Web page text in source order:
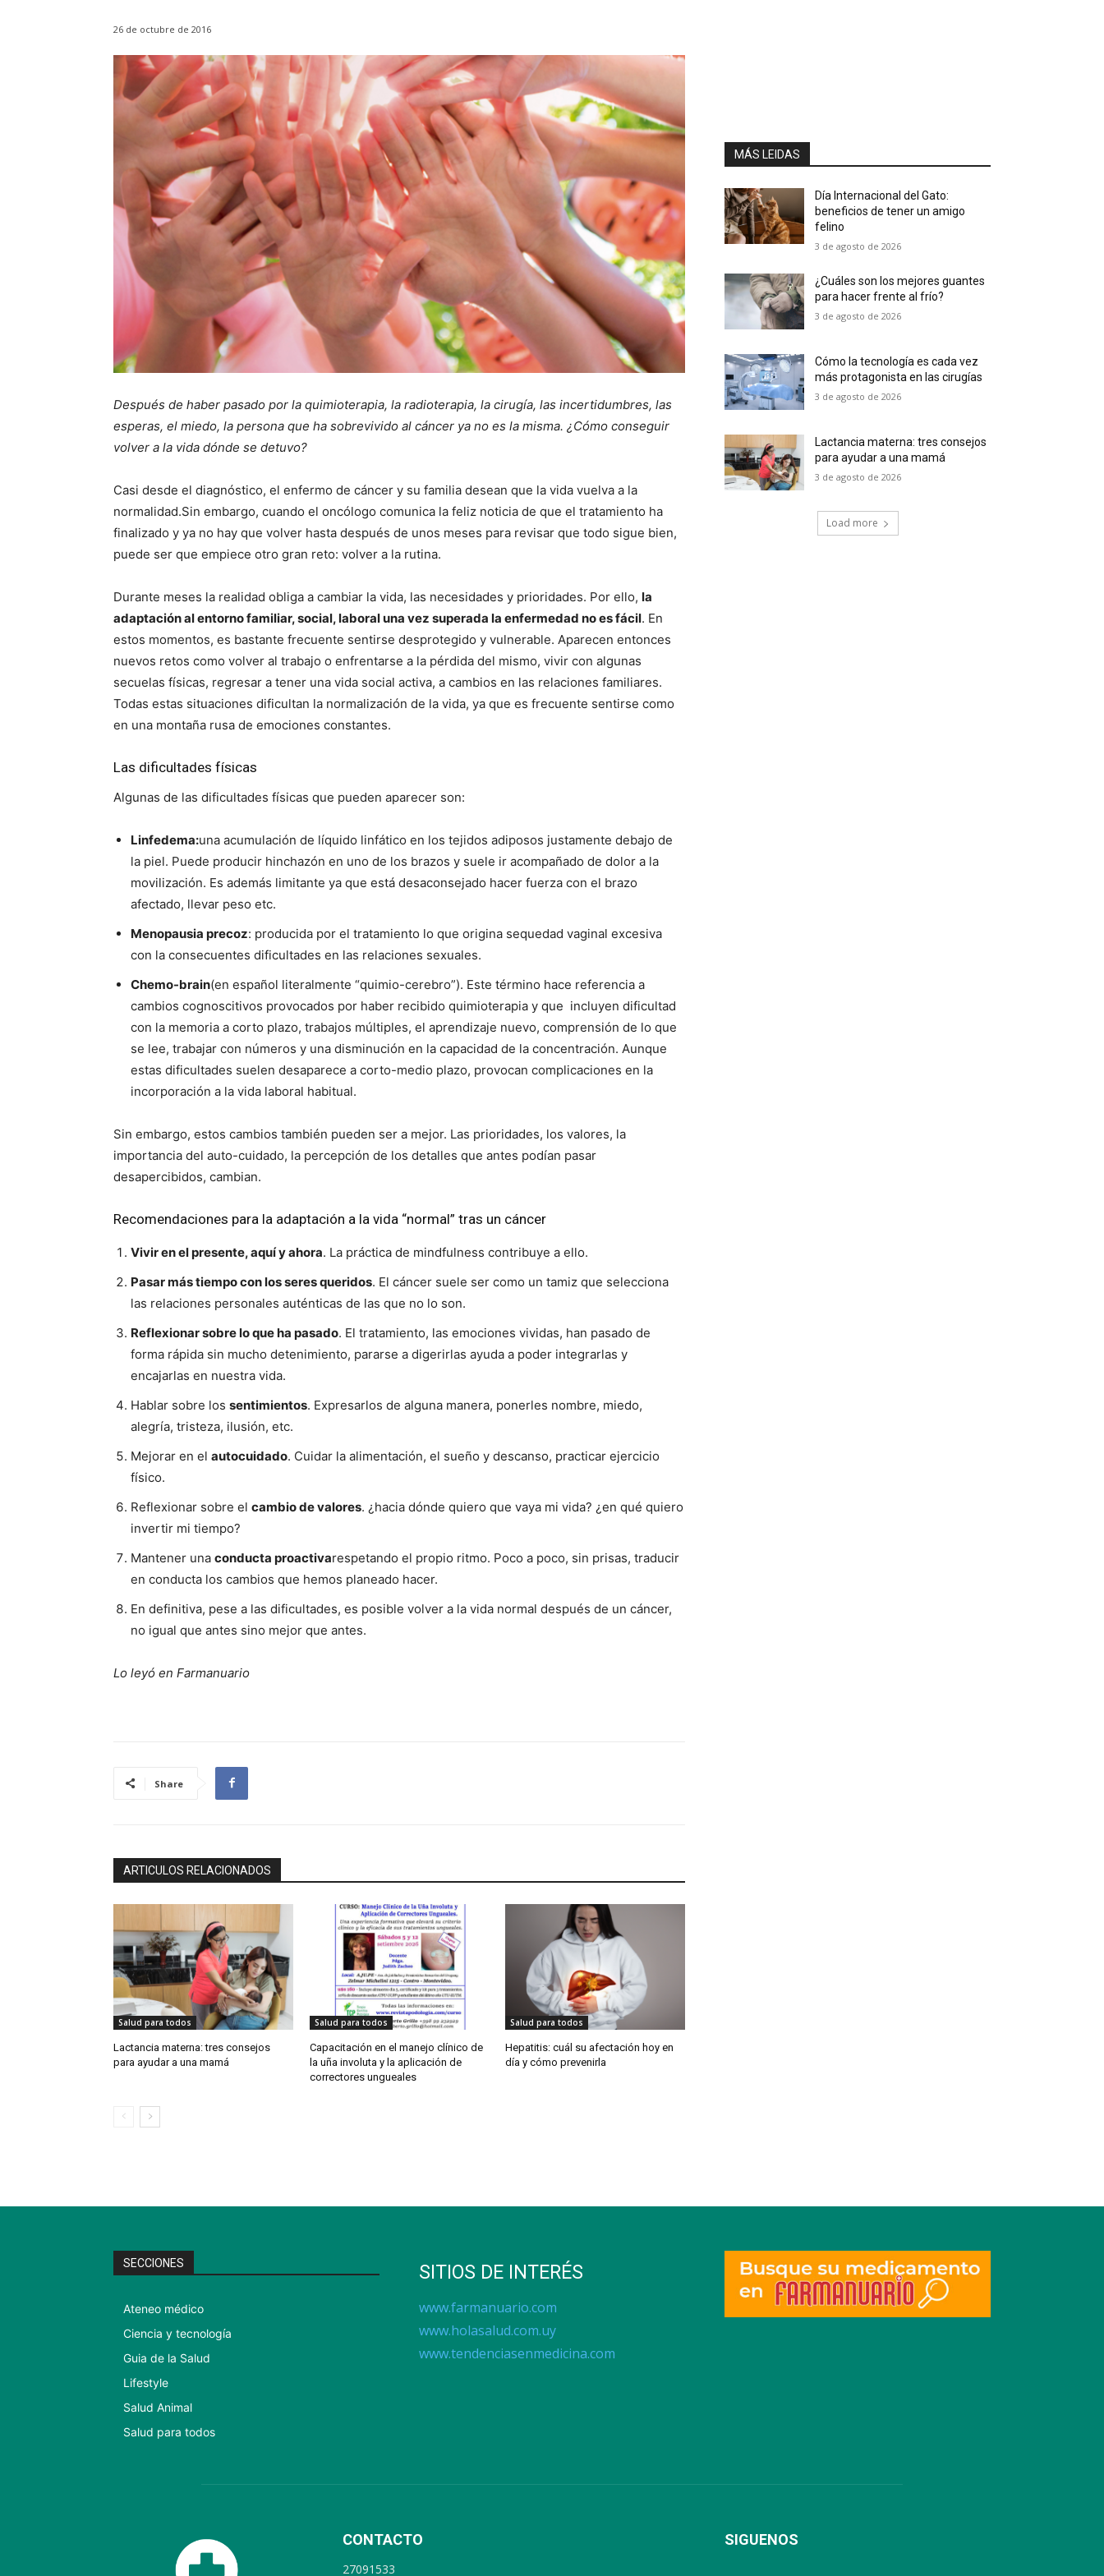
26 de octubre de 2016
Después de haber pasado por la quimioterapia, la radioterapia, la cirugía, las incertidumbres, las
esperas, el miedo, la persona que ha sobrevivido al cáncer ya no es la misma. ¿Cómo conseguir
volver a la vida dónde se detuvo?
Casi desde el diagnóstico, el enfermo de cáncer y su familia desean que la vida vuelva a la
normalidad.Sin embargo, cuando el oncólogo comunica la feliz noticia de que el tratamiento ha
finalizado y ya no hay que volver hasta después de unos meses para revisar que todo sigue bien,
puede ser que empiece otro gran reto: volver a la rutina.
Durante meses la realidad obliga a cambiar la vida, las necesidades y prioridades. Por ello, la
adaptación al entorno familiar, social, laboral una vez superada la enfermedad no es fácil. En
estos momentos, es bastante frecuente sentirse desprotegido y vulnerable. Aparecen entonces
nuevos retos como volver al trabajo o enfrentarse a la pérdida del mismo, vivir con algunas
secuelas físicas, regresar a tener una vida social activa, a cambios en las relaciones familiares.
Todas estas situaciones dificultan la normalización de la vida, ya que es frecuente sentirse como
en una montaña rusa de emociones constantes.
Las dificultades físicas
Algunas de las dificultades físicas que pueden aparecer son:
Linfedema:una acumulación de líquido linfático en los tejidos adiposos justamente debajo de
la piel. Puede producir hinchazón en uno de los brazos y suele ir acompañado de dolor a la
movilización. Es además limitante ya que está desaconsejado hacer fuerza con el brazo
afectado, llevar peso etc.
Menopausia precoz: producida por el tratamiento lo que origina sequedad vaginal excesiva
con la consecuentes dificultades en las relaciones sexuales.
Chemo-brain(en español literalmente “quimio-cerebro”). Este término hace referencia a
cambios cognoscitivos provocados por haber recibido quimioterapia y que incluyen dificultad
con la memoria a corto plazo, trabajos múltiples, el aprendizaje nuevo, comprensión de lo que
se lee, trabajar con números y una disminución en la capacidad de la concentración. Aunque
estas dificultades suelen desaparece a corto-medio plazo, provocan complicaciones en la
incorporación a la vida laboral habitual.
Sin embargo, estos cambios también pueden ser a mejor. Las prioridades, los valores, la
importancia del auto-cuidado, la percepción de los detalles que antes podían pasar
desapercibidos, cambian.
Recomendaciones para la adaptación a la vida “normal” tras un cáncer
Vivir en el presente, aquí y ahora. La práctica de mindfulness contribuye a ello.
Pasar más tiempo con los seres queridos. El cáncer suele ser como un tamiz que selecciona
las relaciones personales auténticas de las que no lo son.
Reflexionar sobre lo que ha pasado. El tratamiento, las emociones vividas, han pasado de
forma rápida sin mucho detenimiento, pararse a digerirlas ayuda a poder integrarlas y
encajarlas en nuestra vida.
Hablar sobre los sentimientos. Expresarlos de alguna manera, ponerles nombre, miedo,
alegría, tristeza, ilusión, etc.
Mejorar en el autocuidado. Cuidar la alimentación, el sueño y descanso, practicar ejercicio
físico.
Reflexionar sobre el cambio de valores. ¿hacia dónde quiero que vaya mi vida? ¿en qué quiero
invertir mi tiempo?
Mantener una conducta proactivarespetando el propio ritmo. Poco a poco, sin prisas, traducir
en conducta los cambios que hemos planeado hacer.
En definitiva, pese a las dificultades, es posible volver a la vida normal después de un cáncer,
no igual que antes sino mejor que antes.
Lo leyó en Farmanuario
Share
ARTICULOS RELACIONADOS
Salud para todos
Lactancia materna: tres consejos
para ayudar a una mamá
Salud para todos
Capacitación en el manejo clínico de
la uña involuta y la aplicación de
correctores ungueales
Salud para todos
Hepatitis: cuál su afectación hoy en
día y cómo prevenirla
MÁS LEIDAS
Día Internacional del Gato:
beneficios de tener un amigo
felino
3 de agosto de 2026
¿Cuáles son los mejores guantes
para hacer frente al frío?
3 de agosto de 2026
Cómo la tecnología es cada vez
más protagonista en las cirugías
3 de agosto de 2026
Lactancia materna: tres consejos
para ayudar a una mamá
3 de agosto de 2026
Load more
SECCIONES
Ateneo médico
Ciencia y tecnología
Guia de la Salud
Lifestyle
Salud Animal
Salud para todos
SITIOS DE INTERÉS
www.farmanuario.com
www.holasalud.com.uy
www.tendenciasenmedicina.com
CONTACTO
27091533
SIGUENOS